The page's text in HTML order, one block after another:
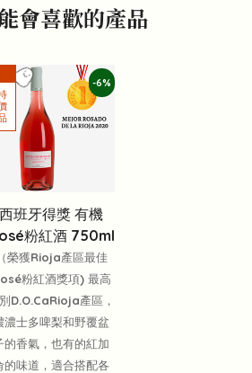
會喜歡的產品
-6%
西班牙得獎 有機
粉紅酒 750ml
（榮獲Rioja產區最佳
粉紅酒獎項) 最高
D.O.CaRioja產區，
濃士多啤梨和野覆盆
的香氣，也有的紅加
的味道，適合搭配各